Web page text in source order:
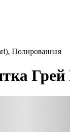
Полированная